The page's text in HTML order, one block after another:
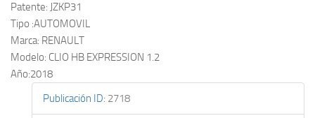
Patente: JZKP31
Tipo :AUTOMOVIL
Marca: RENAULT
Modelo: CLIO HB EXPRESSION 1.2
Año:2018
Publicación ID: 2718